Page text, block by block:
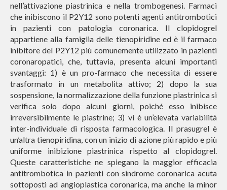
nell’attivazione piastrinica e nella trombogenesi. Farmaci
che inibiscono il P2Y12 sono potenti agenti antitrombotici
in pazienti con patologia coronarica. Il clopidogrel
appartiene alla famiglia delle tienopiridine ed è il farmaco
inibitore del P2Y12 più comunemente utilizzato in pazienti
coronaropatici, che, tuttavia, presenta alcuni importanti
svantaggi: 1) è un pro-farmaco che necessita di essere
trasformato in un metabolita attivo; 2) dopo la sua
sospensione, la normalizzazione della funzione piastrinica si
verifica solo dopo alcuni giorni, poiché esso inibisce
irreversibilmente le piastrine; 3) vi è un’elevata variabilità
inter-individuale di risposta farmacologica. Il prasugrel è
un’altra tienopiridina, con un inizio di azione più rapido e più
uniforme inibizione piastrinica rispetto al clopidogrel.
Queste caratteristiche ne spiegano la maggior efficacia
antitrombotica in pazienti con sindrome coronarica acuta
sottoposti ad angioplastica coronarica, ma anche la minor